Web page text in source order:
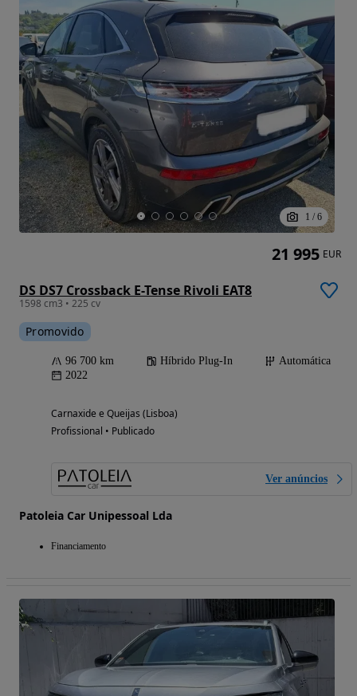
1 / 6
DS DS7 Crossback E-Tense Rivoli EAT8
1598 cm3 • 225 cv
Promovido
96 700 km Híbrido Plug-In
Automática
2022
Carnaxide e Queijas (Lisboa)
Profissional • Publicado
Ver anúncios
Patoleia Car Unipessoal Lda
Financiamento
21 995 EUR